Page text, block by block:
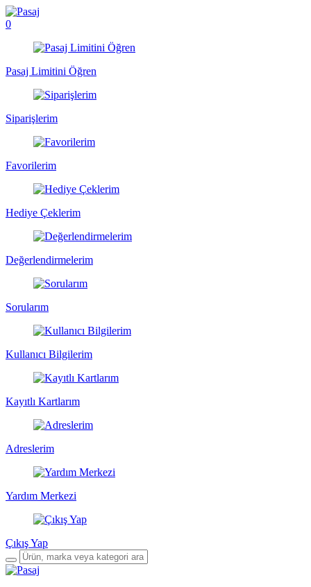
0
Pasaj Limitini Öğren
Siparişlerim
Favorilerim
Hediye Çeklerim
Değerlendirmelerim
Sorularım
Kullanıcı Bilgilerim
Kayıtlı Kartlarım
Adreslerim
Yardım Merkezi
Çıkış Yap